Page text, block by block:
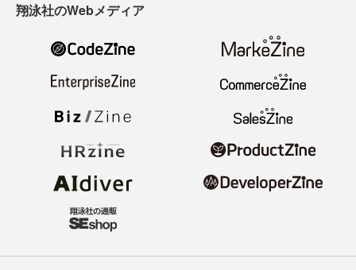
翔泳社のWebメディア